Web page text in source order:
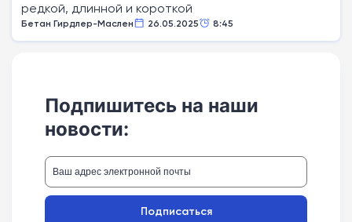
редкой, длинной и короткой
Бетан Гирдлер-Маслен 26.05.2025 8:45
Подпишитесь на наши
новости:
Подписаться